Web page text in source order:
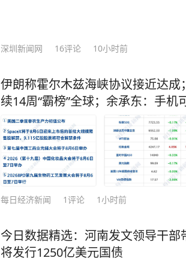
深圳新闻网 16评论 10小时前
伊朗称霍尔木兹海峡协议接近达
续14周“霸榜”全球；余承东：手
每日经济新闻 1评论 1小时前
今日数据精选：河南发文领导干部
将发行1250亿美元国债